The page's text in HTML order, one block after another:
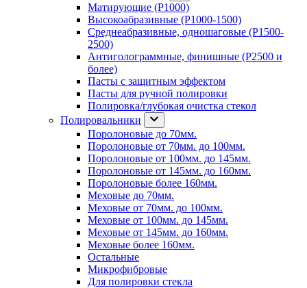
Матирующие (P1000)
Высокоабразивные (P1000-1500)
Среднеабразивные, одношаговые (P1500-
2500)
Антиголограммные, финишные (P2500 и
более)
Пасты с защитным эффектом
Пасты для ручной полировки
Полировка/глубокая очистка стекол
Полировальники
Поролоновые до 70мм.
Поролоновые от 70мм. до 100мм.
Поролоновые от 100мм. до 145мм.
Поролоновые от 145мм. до 160мм.
Поролоновые более 160мм.
Меховые до 70мм.
Меховые от 70мм. до 100мм.
Меховые от 100мм. до 145мм.
Меховые от 145мм. до 160мм.
Меховые более 160мм.
Остальные
Микрофибровые
Для полировки стекла